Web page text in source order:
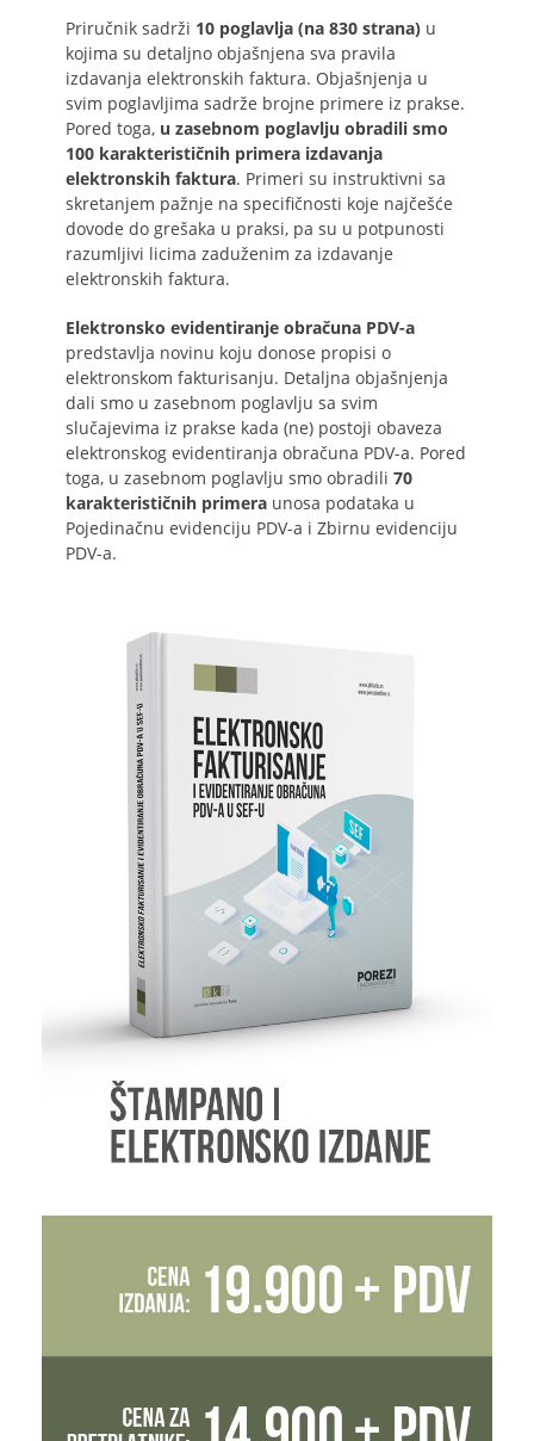
Priručnik sadrži 10 poglavlja (na 830 strana) u
kojima su detaljno objašnjena sva pravila
izdavanja elektronskih faktura. Objašnjenja u
svim poglavljima sadrže brojne primere iz prakse.
Pored toga, u zasebnom poglavlju obradili smo
100 karakterističnih primera izdavanja
elektronskih faktura. Primeri su instruktivni sa
skretanjem pažnje na specifičnosti koje najčešće
dovode do grešaka u praksi, pa su u potpunosti
razumljivi licima zaduženim za izdavanje
elektronskih faktura.
Elektronsko evidentiranje obračuna PDV-a
predstavlja novinu koju donose propisi o
elektronskom fakturisanju. Detaljna objašnjenja
dali smo u zasebnom poglavlju sa svim
slučajevima iz prakse kada (ne) postoji obaveza
elektronskog evidentiranja obračuna PDV-a. Pored
toga, u zasebnom poglavlju smo obradili 70
karakterističnih primera unosa podataka u
Pojedinačnu evidenciju PDV-a i Zbirnu evidenciju
PDV-a.